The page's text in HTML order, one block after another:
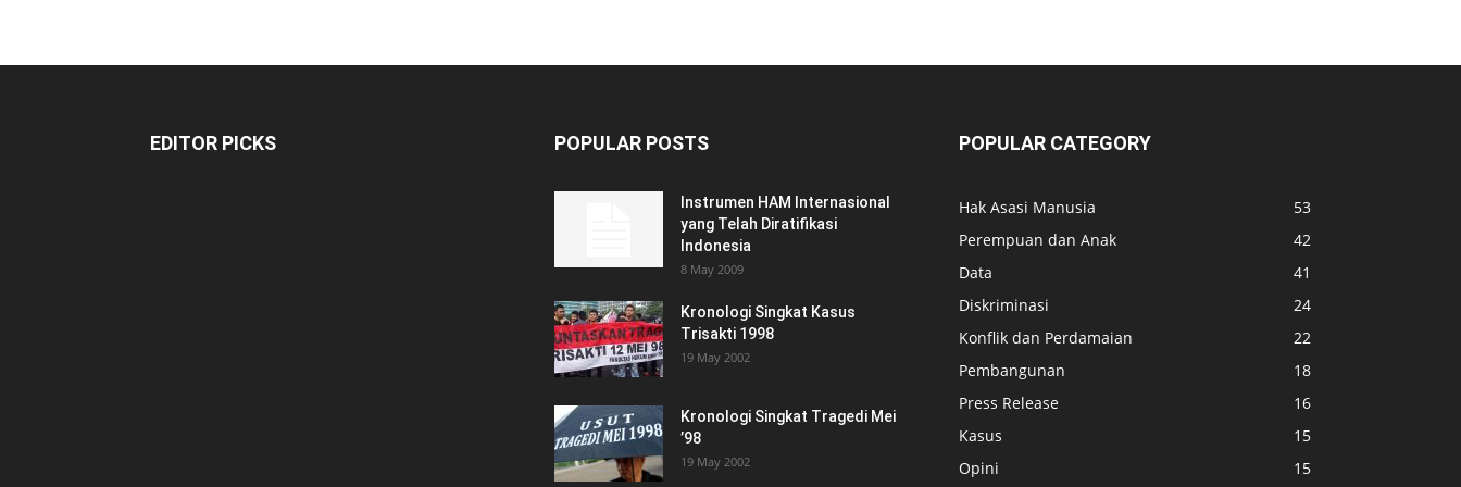
EDITOR PICKS POPULAR POSTS
Instrumen HAM Internasional
yang Telah Diratifikasi
Indonesia
8 May 2009
Kronologi Singkat Kasus
Trisakti 1998
19 May 2002
Kronologi Singkat Tragedi Mei
’98
19 May 2002
POPULAR CATEGORY
Hak Asasi Manusia
53
Perempuan dan Anak
42
Data
41
Diskriminasi
24
Konflik dan Perdamaian
22
Pembangunan
18
Press Release
16
Kasus
15
Opini
15